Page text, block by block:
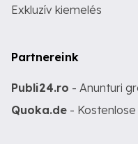
Exkluzív kiemelés
Partnereink
Publi24.ro - Anunturi
Quoka.de -